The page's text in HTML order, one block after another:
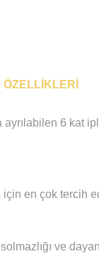
6 kat
en çok tercih
ve